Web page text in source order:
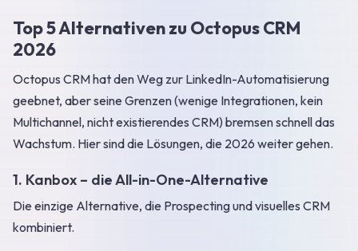
Top 5 Alternativen zu Octopus CRM
2026
Octopus CRM hat den Weg zur LinkedIn-Automatisierung
geebnet, aber seine Grenzen (wenige Integrationen, kein
Multichannel, nicht existierendes CRM) bremsen schnell das
Wachstum. Hier sind die Lösungen, die 2026 weiter gehen.
1. Kanbox – die All-in-One-Alternative
Die einzige Alternative, die Prospecting und visuelles CRM
kombiniert.